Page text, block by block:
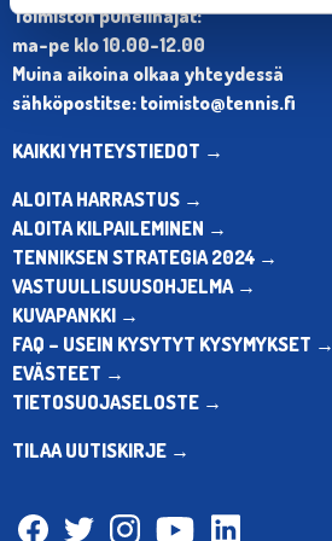
Toimiston puhelinajat:
ma-pe klo 10.00-12.00
Muina aikoina olkaa yhteydessä
sähköpostitse: toimisto@tennis.fi
KAIKKI YHTEYSTIEDOT →
ALOITA HARRASTUS →
ALOITA KILPAILEMINEN →
TENNIKSEN STRATEGIA 2024 →
VASTUULLISUUSOHJELMA →
KUVAPANKKI →
FAQ – USEIN KYSYTYT KYSYMYKSET →
EVÄSTEET →
TIETOSUOJASELOSTE →
TILAA UUTISKIRJE →